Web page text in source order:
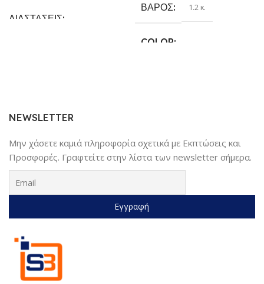
ΔΙΑΣΤΆΣΕΙΣ
Sundaymot
ΒΆΡΟΣ 1.2 κ.
COLOR
NEWSLETTER
Μην χάσετε καμιά πληροφορία σχετικά με Εκπτώσεις και
Προσφορές. Γραφτείτε στην λίστα των newsletter σήμερα.